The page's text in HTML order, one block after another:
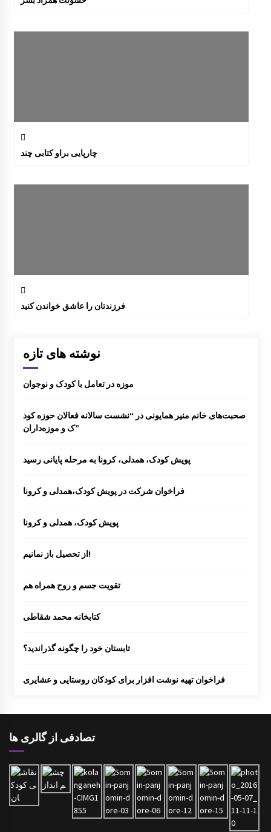
چارپايی براو كتابی چند
فرزندتان را عاشق خواندن کنید
نوشته های تازه
موزه در تعامل با کودک و نوجوان
صحبت‌های خانم منیر همایونی در “نشست سالانه فعالان حوزه کود
ک و موزه‌داران”
پویش کودک، همدلی، کرونا به مرحله پایانی رسید
فراخوان شرکت در پویش کودک،همدلی و کرونا
پویش کودک، همدلی و کرونا
از تحصیل باز نمانیم!
تقویت جسم و روح همراه هم
کتابخانه محمد شقاطی
تابستان خود را چگونه گذراندید؟
فراخوان تهیه نوشت افزار برای کودکان روستایی و عشایری
تصادفی از گالری ها